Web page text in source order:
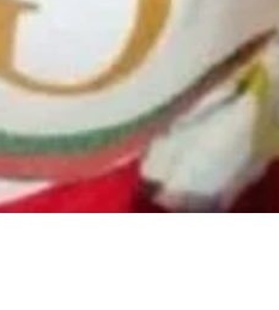
sit
ac